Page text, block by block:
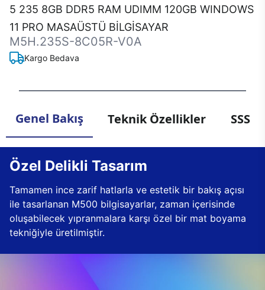
5 235 8GB DDR5 RAM UDIMM 120GB WINDOWS
11 PRO MASAÜSTÜ BİLGİSAYAR
M5H.235S-8C05R-V0A
Kargo Bedava
Genel Bakış Teknik Özellikler SSS
Özel Delikli Tasarım
Tamamen ince zarif hatlarla ve estetik bir bakış açısı
ile tasarlanan M500 bilgisayarlar, zaman içerisinde
oluşabilecek yıpranmalara karşı özel bir mat boyama
tekniğiyle üretilmiştir.